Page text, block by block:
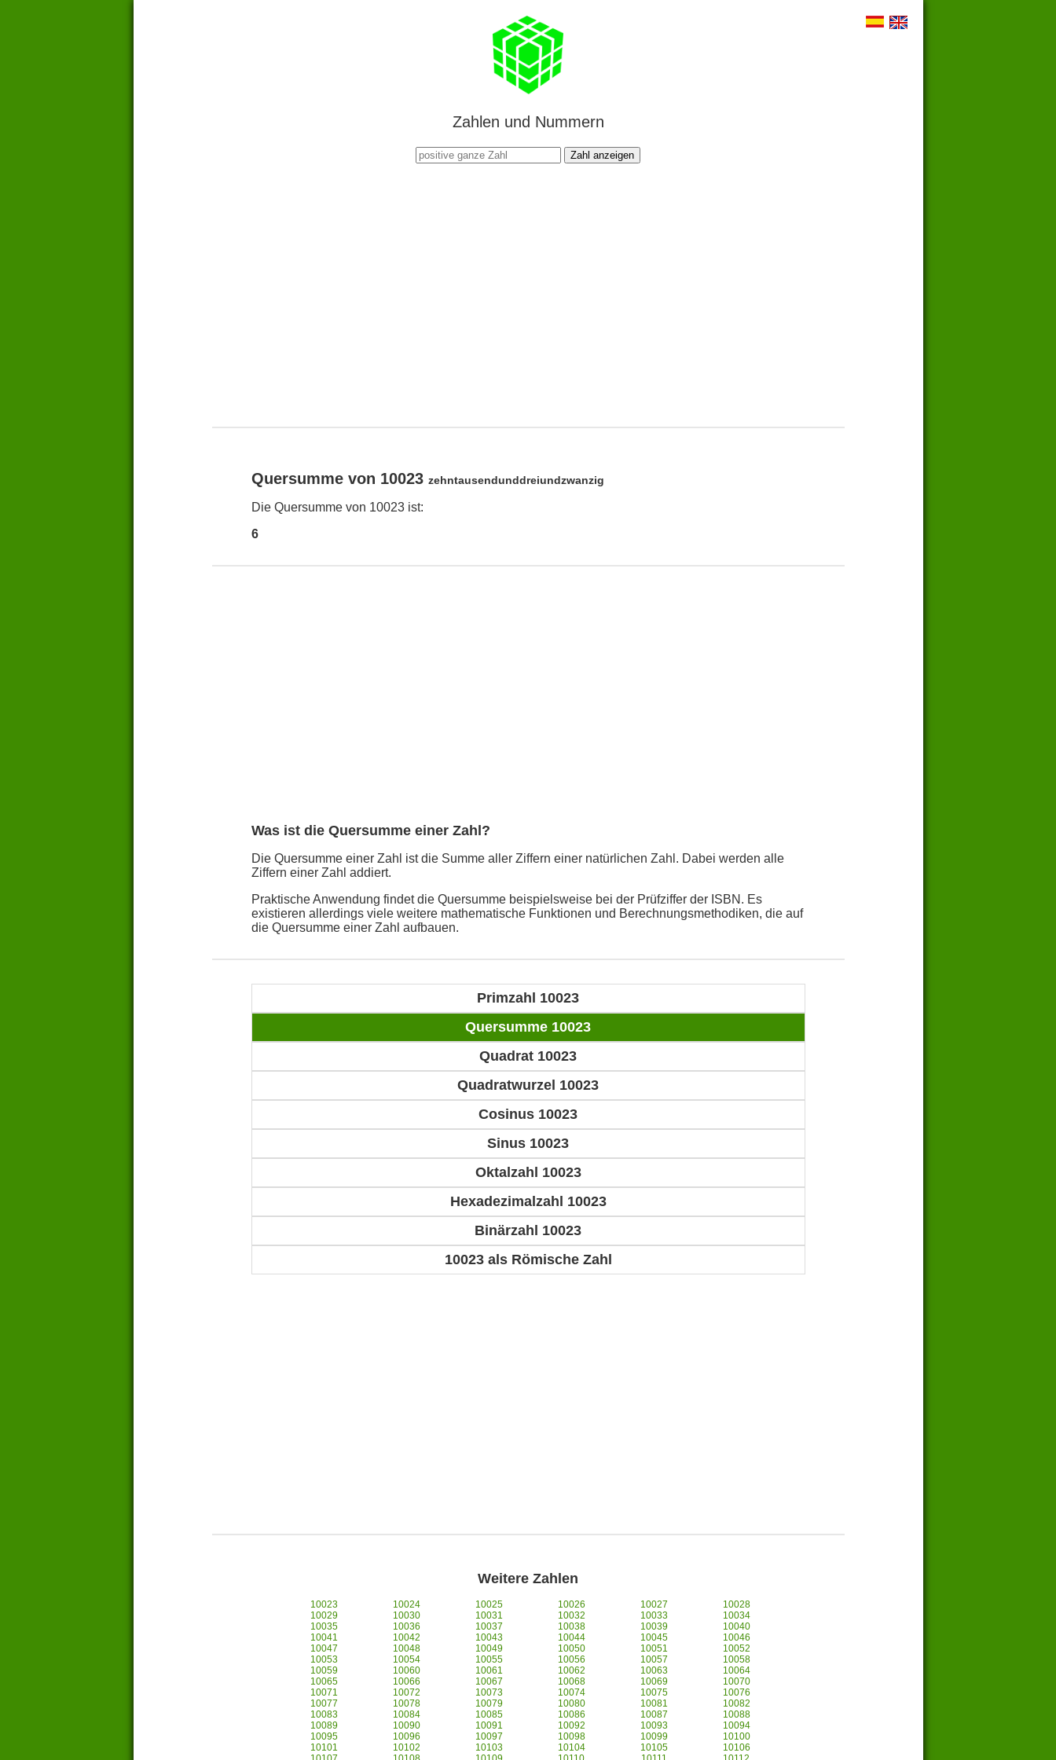
Zahlen und Nummern
Zahl anzeigen
Quersumme von 10023 zehntausendunddreiundzwanzig
Die Quersumme von 10023 ist:
6
Was ist die Quersumme einer Zahl?
Die Quersumme einer Zahl ist die Summe aller Ziffern einer natürlichen Zahl. Dabei werden alle
Ziffern einer Zahl addiert.
Praktische Anwendung findet die Quersumme beispielsweise bei der Prüfziffer der ISBN. Es
existieren allerdings viele weitere mathematische Funktionen und Berechnungsmethodiken, die auf
die Quersumme einer Zahl aufbauen.
Primzahl 10023
Quersumme 10023
Quadrat 10023
Quadratwurzel 10023
Cosinus 10023
Sinus 10023
Oktalzahl 10023
Hexadezimalzahl 10023
Binärzahl 10023
10023 als Römische Zahl
Weitere Zahlen
10023 10024 10025 10026 10027
10028
10029
10030 10031 10032 10033
10034
10035
10036 10037 10038 10039
10040
10041
10042 10043 10044 10045
10046
10047
10048 10049 10050 10051
10052
10053
10054 10055 10056 10057
10058
10059
10060 10061 10062 10063
10064
10065
10066 10067 10068 10069
10070
10071
10072 10073 10074 10075
10076
10077
10078 10079 10080 10081
10082
10083
10084 10085 10086 10087
10088
10089
10090 10091 10092 10093
10094
10095
10096 10097 10098 10099
10100
10101
10102 10103 10104 10105
10106